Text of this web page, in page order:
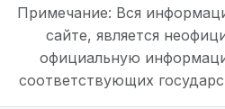
Примечание: Вся
сайте, является
официальную
соответствующих